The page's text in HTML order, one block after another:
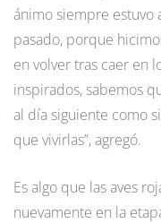
ánimo siempre estuvo
pasado, porque
en volver tras caer en
inspirados, sabemos
al día siguiente como
que vivirlas”, agregó.
Es algo que las aves
nuevamente en la